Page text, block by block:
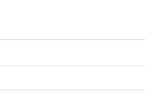
ンク
で目次内を検索